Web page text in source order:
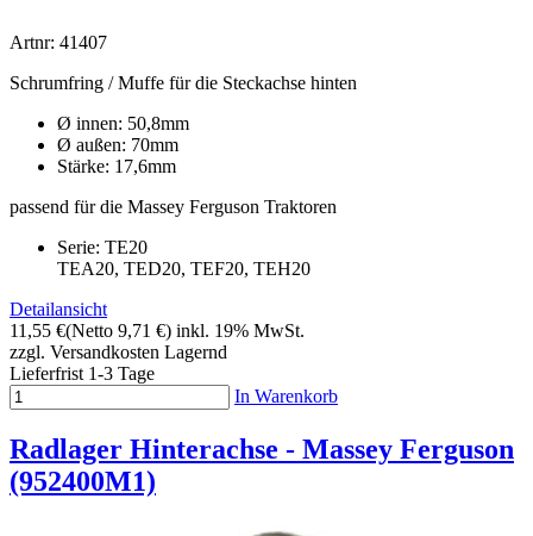
Artnr: 41407
Schrumfring / Muffe für die Steckachse hinten
Ø innen: 50,8mm
Ø außen: 70mm
Stärke: 17,6mm
passend für die Massey Ferguson Traktoren
Serie: TE20
TEA20, TED20, TEF20, TEH20
Detailansicht
11,55 €(Netto 9,71 €) inkl. 19% MwSt.
zzgl. Versandkosten Lagernd
Lieferfrist 1-3 Tage
In Warenkorb
Radlager Hinterachse - Massey Ferguson
(952400M1)